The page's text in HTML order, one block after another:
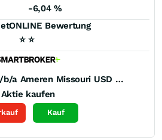
-6,04%
Bewertung
⭐ ⭐
Union Electric d/b/a Ameren Missouri USD 5.5 Cum Red Pfd (A)
Aktie kaufen
Kauf